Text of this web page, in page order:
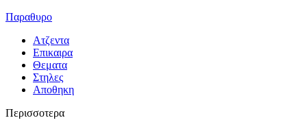
Παραθυρο
Ατζεντα
Επικαιρα
Θεματα
Στηλες
Αποθηκη
Περισσοτερα